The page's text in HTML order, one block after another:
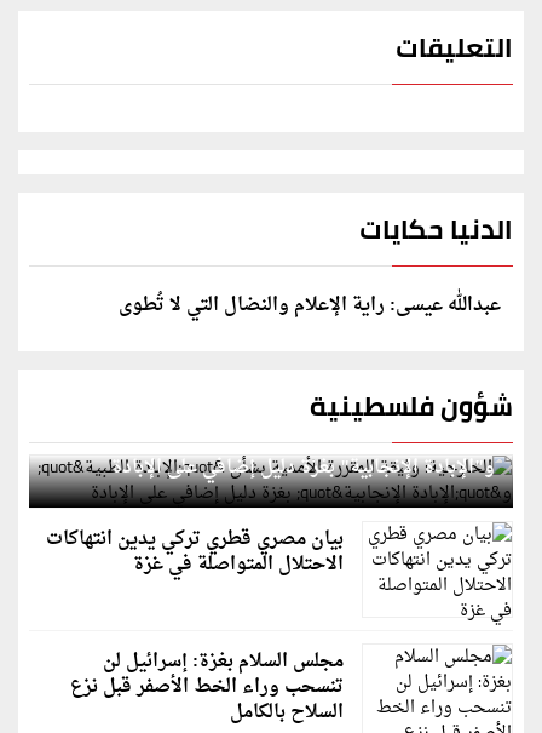
التعليقات
الدنيا حكايات
عبدالله عيسى: راية الإعلام والنضال التي لا تُطوى
شؤون فلسطينية
الخارجية: وثيقة المقررة الأممية بشأن "الإبادة الطبية"
و"الإبادة الإنجابية" بغزة دليل إضافي على الإبادة
بيان مصري قطري تركي يدين انتهاكات
الاحتلال المتواصلة في غزة
مجلس السلام بغزة: إسرائيل لن
تنسحب وراء الخط الأصفر قبل نزع
السلاح بالكامل